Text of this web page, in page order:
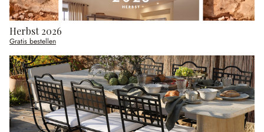
Herbst 2026
Gratis bestellen